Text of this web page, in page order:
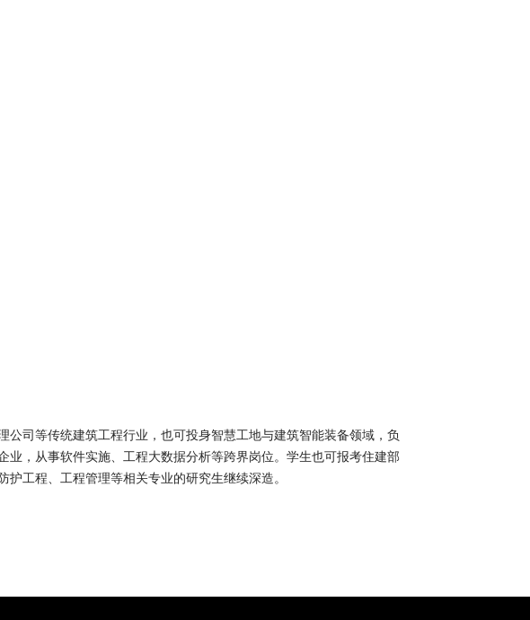
司等传统建筑工程行业，也可投身智慧工地与建筑智能装备领域，负
，从事软件实施、工程大数据分析等跨界岗位。学生也可报考住建部
工程、工程管理等相关专业的研究生继续深造。